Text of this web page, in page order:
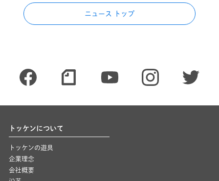
ニュース トップ
トッケンについて
トッケンの遊具
企業理念
会社概要